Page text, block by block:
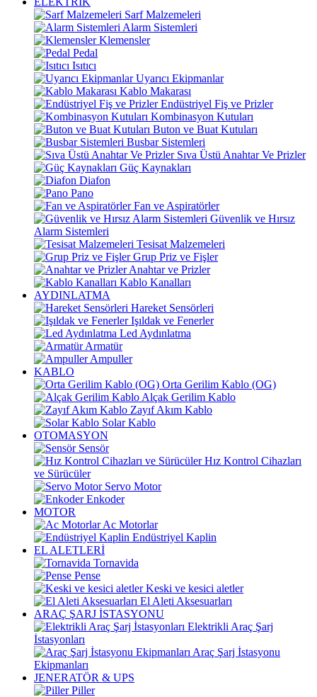
Sarf Malzemeleri
Alarm Sistemleri
Klemensler
Pedal
Isıtıcı
Uyarıcı Ekipmanlar
Kablo Makarası
Endüstriyel Fiş ve Prizler
Kombinasyon Kutuları
Buton ve Buat Kutuları
Busbar Sistemleri
Sıva Üstü Anahtar Ve Prizler
Güç Kaynakları
Diafon
Pano
Fan ve Aspiratörler
Güvenlik ve Hırsız
Alarm Sistemleri
Tesisat Malzemeleri
Grup Priz ve Fişler
Anahtar ve Prizler
Kablo Kanalları
AYDINLATMA
Hareket Sensörleri
Işıldak ve Fenerler
Led Aydınlatma
Armatür
Ampuller
KABLO
Orta Gerilim Kablo (OG)
Alçak Gerilim Kablo
Zayıf Akım Kablo
Solar Kablo
OTOMASYON
Sensör
Hız Kontrol Cihazları
ve Sürücüler
Servo Motor
Enkoder
MOTOR
Ac Motorlar
Endüstriyel Kaplin
EL ALETLERİ
Tornavida
Pense
Keski ve kesici aletler
El Aleti Aksesuarları
ARAÇ ŞARJ İSTASYONU
Elektrikli Araç Şarj
İstasyonları
Araç Şarj İstasyonu
Ekipmanları
JENERATÖR & UPS
Piller